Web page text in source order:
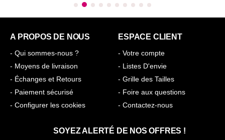
A PROPOS DE NOUS
- Qui sommes-nous ?
- Moyens de livraison
- Échanges et Retours
- Paiement sécurisé
- Configurer les cookies
ESPACE CLIENT
- Votre compte
- Listes D'envie
- Grille des Tailles
- Foire aux questions
- Contactez-nous
SOYEZ ALERTÉ DE NOS OFFRES !